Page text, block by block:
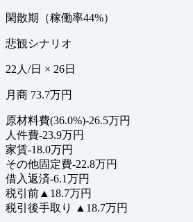
閑散期（稼働率44%）
悲観シナリオ
22人/日 × 26日
月商 73.7万円
原材料費(36.0%)-26.5万円
人件費-23.9万円
家賃-18.0万円
その他固定費-22.8万円
借入返済-6.1万円
税引前 ▲18.7万円
税引後手取り
▲18.7万円